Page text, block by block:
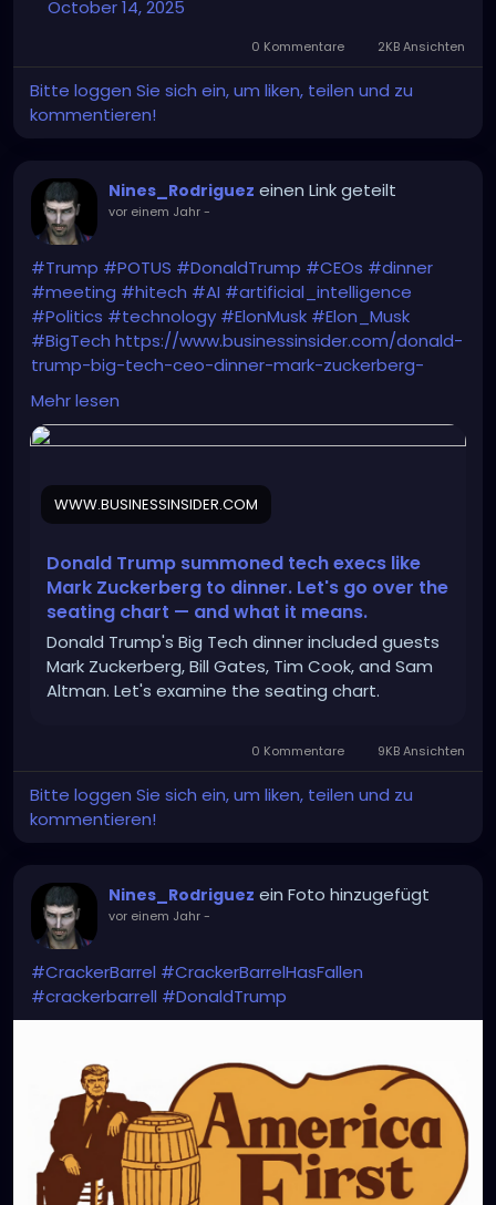
October 14, 2025
0 Kommentare 2KB Ansichten
Bitte loggen Sie sich ein, um liken, teilen und zu
kommentieren!
Nines_Rodriguez einen Link geteilt
vor einem Jahr-
#Trump #POTUS #DonaldTrump #CEOs #dinner
#meeting #hitech #AI #artificial_intelligence
#Politics #technology #ElonMusk #Elon_Musk
#BigTech https://www.businessinsider.com/donald-
trump-big-tech-ceo-dinner-mark-zuckerberg-
seating-chart-2025-9
Mehr lesen
WWW.BUSINESSINSIDER.COM
Donald Trump summoned tech execs like
Mark Zuckerberg to dinner. Let's go over the
seating chart — and what it means.
Donald Trump's Big Tech dinner included guests
Mark Zuckerberg, Bill Gates, Tim Cook, and Sam
Altman. Let's examine the seating chart.
0 Kommentare 9KB Ansichten
Bitte loggen Sie sich ein, um liken, teilen und zu
kommentieren!
Nines_Rodriguez ein Foto hinzugefügt
vor einem Jahr-
#CrackerBarrel #CrackerBarrelHasFallen
#crackerbarrell #DonaldTrump